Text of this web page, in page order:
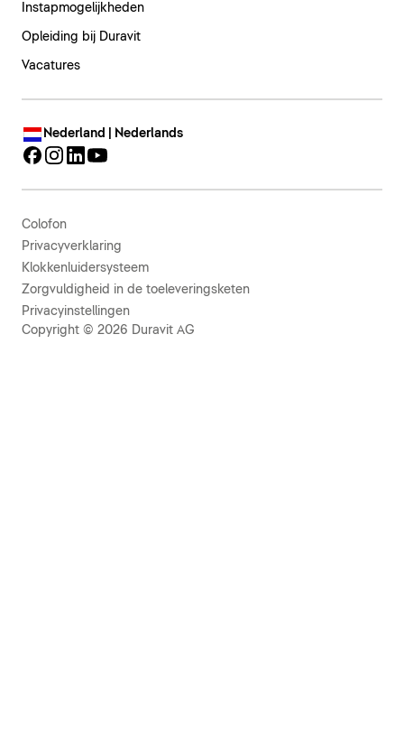
Instapmogelijkheden
Opleiding bij Duravit
Vacatures
Nederland | Nederlands
Colofon
Privacyverklaring
Klokkenluidersysteem
Zorgvuldigheid in de toeleveringsketen
Privacyinstellingen
Copyright © 2026 Duravit AG